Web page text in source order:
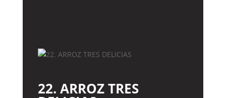
22. ARROZ TRES